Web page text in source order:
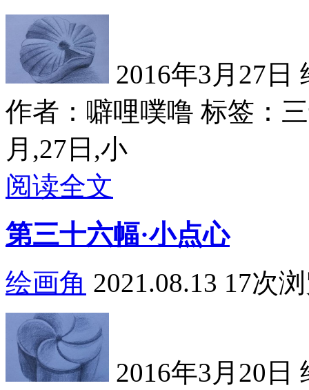
2016年3月27日
作者：噼哩噗噜 标签：
月,27日,小
阅读全文
第三十六幅·小点心
绘画角 2021.08.13 17次
2016年3月20日